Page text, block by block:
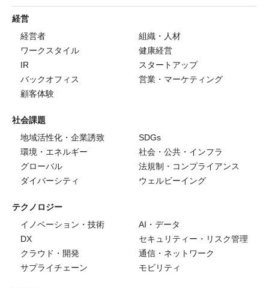
経営
経営者
組織・人材
ワークスタイル
健康経営
IR
スタートアップ
バックオフィス
営業・マーケティング
顧客体験
社会課題
地域活性化・企業誘致
SDGs
環境・エネルギー
社会・公共・インフラ
グローバル
法規制・コンプライアンス
ダイバーシティ
ウェルビーイング
テクノロジー
イノベーション・技術
AI・データ
DX
セキュリティー・リスク管理
クラウド・開発
通信・ネットワーク
サプライチェーン
モビリティ